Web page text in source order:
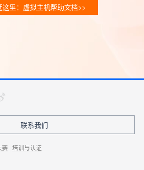
里：虚拟主机帮助文档>>